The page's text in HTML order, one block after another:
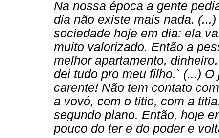
Na nossa época a gente
dia não existe mais nada.
sociedade hoje em dia: ela
muito valorizado. Então a
melhor apartamento,
dei tudo pro meu filho.` (...)
carente! Não tem contato
a vovó, com o titio, com a
segundo plano. Então, hoje
pouco do ter e do poder e